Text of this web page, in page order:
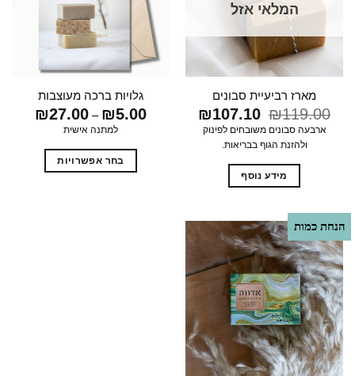
המלאי אזל
מארז רביעיית סבונים
₪119.00
המחיר
המקורי
היה:
₪119.00.
₪107.10
ארבעה סבונים משובחים לפינוק
ולהזנת הגוף בבריאות.
מידע נוסף
גלויות ברכה מעוצבות
₪5.00
–
₪27.00
למתנה אישית
בחר אפשרויות
הנחת כמות